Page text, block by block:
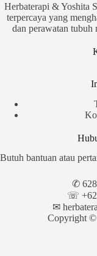
Herbaterapi & Yoshita
terpercaya yang
dan perawatan tubuh
Butuh bantuan atau
✆
☏
✉︎
Copyright ©